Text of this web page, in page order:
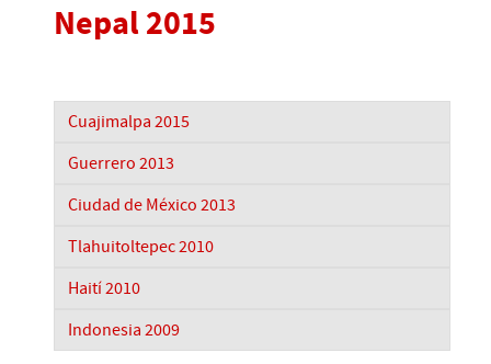
Nepal 2015
Cuajimalpa 2015
Guerrero 2013
Ciudad de México 2013
Tlahuitoltepec 2010
Haití 2010
Indonesia 2009